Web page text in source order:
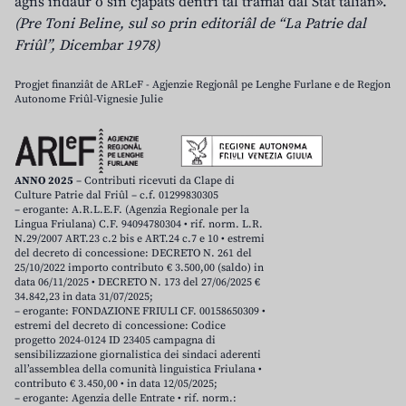
(Pre Toni Beline, sul so prin editoriâl de “La Patrie dal
Friûl”, Dicembar 1978)
Progjet finanziât de ARLeF - Agjenzie Regjonâl pe Lenghe Furlane e de Regjon
Autonome Friûl-Vignesie Julie
ANNO 2025 – Contributi ricevuti da Clape di
Culture Patrie dal Friûl – c.f. 01299830305
– erogante: A.R.L.E.F. (Agenzia Regionale per la
Lingua Friulana) C.F. 94094780304 • rif. norm. L.R.
N.29/2007 ART.23 c.2 bis e ART.24 c.7 e 10 • estremi
del decreto di concessione: DECRETO N. 261 del
25/10/2022 importo contributo € 3.500,00 (saldo) in
data 06/11/2025 • DECRETO N. 173 del 27/06/2025 €
34.842,23 in data 31/07/2025;
– erogante: FONDAZIONE FRIULI CF. 00158650309 •
estremi del decreto di concessione: Codice
progetto 2024-0124 ID 23405 campagna di
sensibilizzazione giornalistica dei sindaci aderenti
all’assemblea della comunità linguistica Friulana •
contributo € 3.450,00 • in data 12/05/2025;
– erogante: Agenzia delle Entrate • rif. norm.: